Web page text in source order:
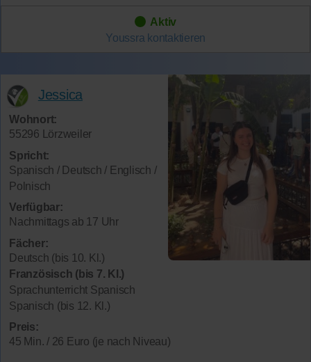
Aktiv
Youssra kontaktieren
Jessica
Wohnort:
55296 Lörzweiler
Spricht:
Spanisch / Deutsch / Englisch /
Polnisch
Verfügbar:
Nachmittags ab 17 Uhr
Fächer:
Deutsch (bis 10. Kl.)
Französisch (bis 7. Kl.)
Sprachunterricht Spanisch
Spanisch (bis 12. Kl.)
Preis:
45 Min. / 26 Euro (je nach Niveau)